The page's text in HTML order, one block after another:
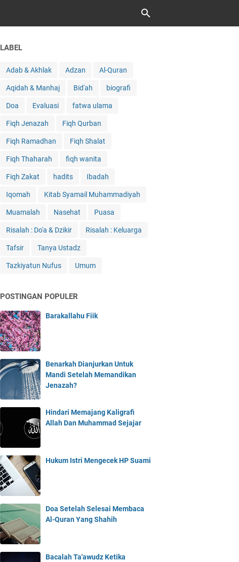
LABEL
Adab & Akhlak Adzan Al-Quran
Aqidah & Manhaj Bid'ah biografi
Doa Evaluasi fatwa ulama
Fiqh Jenazah Fiqh Qurban
Fiqh Ramadhan Fiqh Shalat
Fiqh Thaharah fiqh wanita
Fiqh Zakat hadits Ibadah
Iqomah Kitab Syamail Muhammadiyah
Muamalah Nasehat Puasa
Risalah : Do'a & Dzikir Risalah : Keluarga
Tafsir Tanya Ustadz
Tazkiyatun Nufus Umum
POSTINGAN POPULER
Barakallahu Fiik
Benarkah Dianjurkan Untuk
Mandi Setelah Memandikan
Jenazah?
Hindari Memajang Kaligrafi
Allah Dan Muhammad Sejajar
Hukum Istri Mengecek HP Suami
Doa Setelah Selesai Membaca
Al-Quran Yang Shahih
Bacalah Ta'awudz Ketika